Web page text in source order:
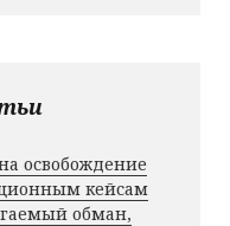
освобождение
кейсам
обман,